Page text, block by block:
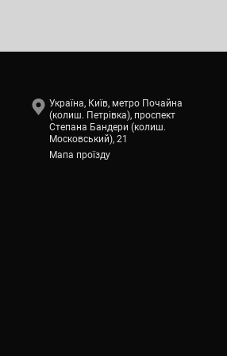
Україна, Київ, метро Почайна
(колиш. Петрівка), проспект
Степана Бандери (колиш.
Московський), 21
Мапа проїзду